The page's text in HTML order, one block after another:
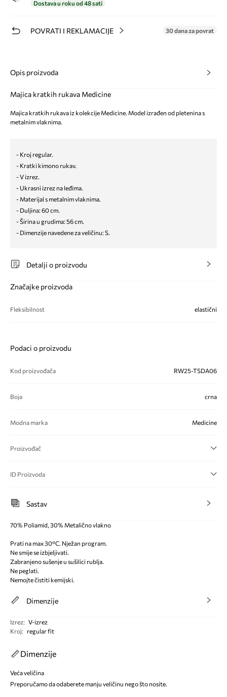
Dostava u roku od 48 sati
POVRATI I REKLAMACIJE 30 dana za povrat
Opis proizvoda
Majica kratkih rukava Medicine
Majica kratkih rukava iz kolekcije Medicine. Model izrađen od pletenina s
metalnim vlaknima.
- Kroj regular.
- Kratki kimono rukav.
- V izrez.
- Ukrasni izrez na leđima.
- Materijal s metalnim vlaknima.
- Duljina: 60 cm.
- Širina u grudima: 56 cm.
- Dimenzije navedene za veličinu: S.
Detalji o proizvodu
Značajke proizvoda
Fleksibilnost elastični
Podaci o proizvodu
Kod proizvođača RW25-TSDA06
Boja crna
Modna marka Medicine
Proizvođač
ID Proizvoda
Sastav
70% Poliamid, 30% Metalično vlakno
Prati na max 30°C. Nježan program.
Ne smije se izbjeljivati.
Zabranjeno sušenje u sušilici rublja.
Ne peglati.
Nemojte čistiti kemijski.
Dimenzije
Izrez: V-izrez
Kroj: regular fit
Dimenzije
Veća veličina
Preporučamo da odaberete manju veličinu nego što nosite.